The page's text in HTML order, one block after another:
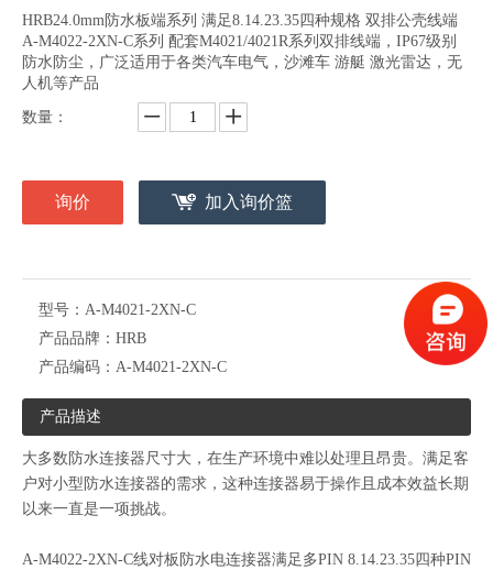
HRB 4.0mm防水端子 鸿儒T4022PS-2 HRBCN 厂家直销4.0mm汽车防水连接器 M4023-1x6-B-B-T-L2
HRB24.0mm防水板端系列 满足8.14.23.35四种规格 双排公壳线端
A-M4022-2XN-C系列 配套M4021/4021R系列双排线端，IP67级别
防水防尘，广泛适用于各类汽车电气，沙滩车 游艇 激光雷达，无
人机等产品
数量：
询价 加入询价篮
型号： A-M4021-2XN-C
产品品牌： HRB
产品编码： A-M4021-2XN-C
产品描述
大多数防水连接器尺寸大，在生产环境中难以处理且昂贵。满足客
户对小型防水连接器的需求，这种连接器易于操作且成本效益长期
以来一直是一项挑战。
A-M4022-2XN-C线对板防水电连接器满足多PIN 8.14.23.35四种PIN